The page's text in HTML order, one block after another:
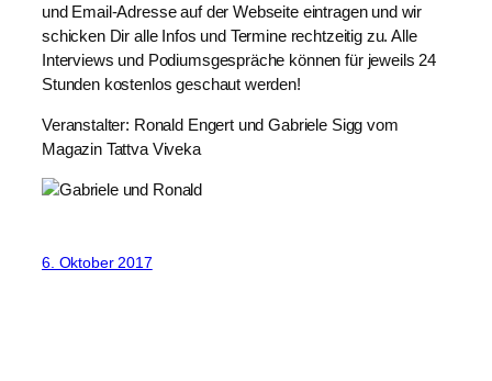
und Email-Adresse auf der Webseite eintragen und wir
schicken Dir alle Infos und Termine rechtzeitig zu. Alle
Interviews und Podiumsgespräche können für jeweils 24
Stunden kostenlos geschaut werden!
Veranstalter: Ronald Engert und Gabriele Sigg vom
Magazin Tattva Viveka
6. Oktober 2017